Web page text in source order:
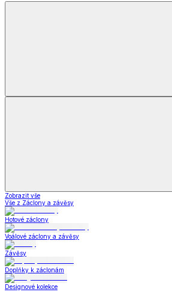
Zobrazit vše
Vše z Záclony a závěsy
Hotové záclony
Voálové záclony a závěsy
Závěsy
Doplňky k záclonám
Designové kolekce